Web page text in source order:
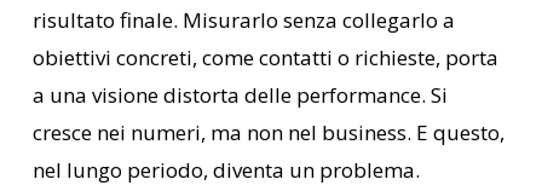
risultato finale. Misurarlo senza collegarlo a
obiettivi concreti, come contatti o richieste, porta
a una visione distorta delle performance. Si
cresce nei numeri, ma non nel business. E questo,
nel lungo periodo, diventa un problema.